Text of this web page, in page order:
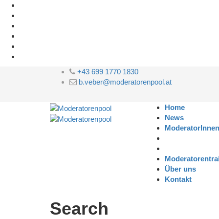
+43 699 1770 1830
b.veber@moderatorenpool.at
Home
News
ModeratorInnen
Über uns
Kontakt
Search